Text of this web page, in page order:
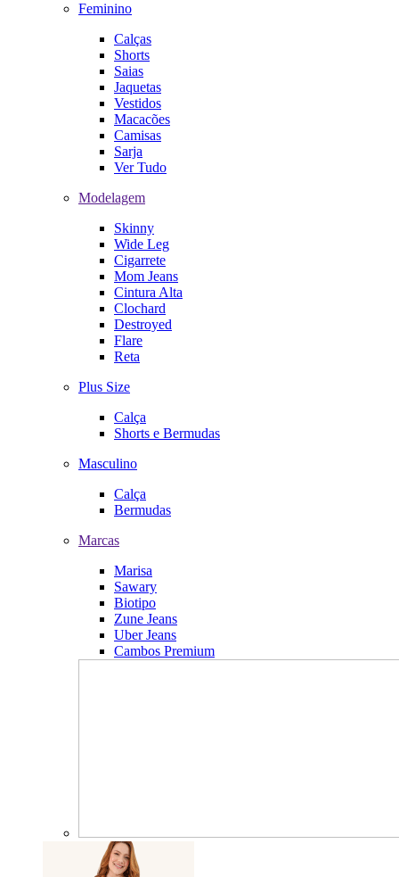
Feminino
Calças
Shorts
Saias
Jaquetas
Vestidos
Macacões
Camisas
Sarja
Ver Tudo
Modelagem
Skinny
Wide Leg
Cigarrete
Mom Jeans
Cintura Alta
Clochard
Destroyed
Flare
Reta
Plus Size
Calça
Shorts e Bermudas
Masculino
Calça
Bermudas
Marcas
Marisa
Sawary
Biotipo
Zune Jeans
Uber Jeans
Cambos Premium